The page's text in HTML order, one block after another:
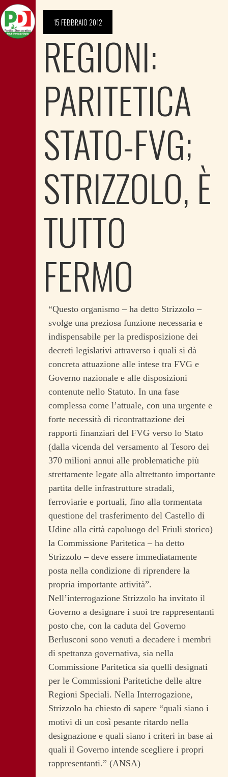
15 FEBBRAIO 2012
REGIONI:
PARITETICA
STATO-FVG;
STRIZZOLO, È
TUTTO
FERMO
“Questo organismo – ha detto Strizzolo –
svolge una preziosa funzione necessaria e
indispensabile per la predisposizione dei
decreti legislativi attraverso i quali si dà
concreta attuazione alle intese tra FVG e
Governo nazionale e alle disposizioni
contenute nello Statuto. In una fase
complessa come l’attuale, con una urgente e
forte necessità di ricontrattazione dei
rapporti finanziari del FVG verso lo Stato
(dalla vicenda del versamento al Tesoro dei
370 milioni annui alle problematiche più
strettamente legate alla altrettanto importante
partita delle infrastrutture stradali,
ferroviarie e portuali, fino alla tormentata
questione del trasferimento del Castello di
Udine alla città capoluogo del Friuli storico)
la Commissione Paritetica – ha detto
Strizzolo – deve essere immediatamente
posta nella condizione di riprendere la
propria importante attività”.
Nell’interrogazione Strizzolo ha invitato il
Governo a designare i suoi tre rappresentanti
posto che, con la caduta del Governo
Berlusconi sono venuti a decadere i membri
di spettanza governativa, sia nella
Commissione Paritetica sia quelli designati
per le Commissioni Paritetiche delle altre
Regioni Speciali. Nella Interrogazione,
Strizzolo ha chiesto di sapere “quali siano i
motivi di un così pesante ritardo nella
designazione e quali siano i criteri in base ai
quali il Governo intende scegliere i propri
rappresentanti.” (ANSA)